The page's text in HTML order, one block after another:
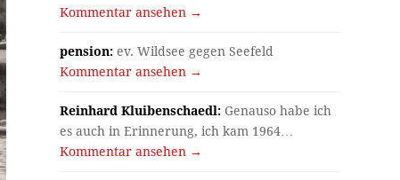
Kommentar ansehen →
pension: ev. Wildsee gegen Seefeld
Kommentar ansehen →
Reinhard Kluibenschaedl: Genauso habe ich
es auch in Erinnerung, ich kam 1964…
Kommentar ansehen →